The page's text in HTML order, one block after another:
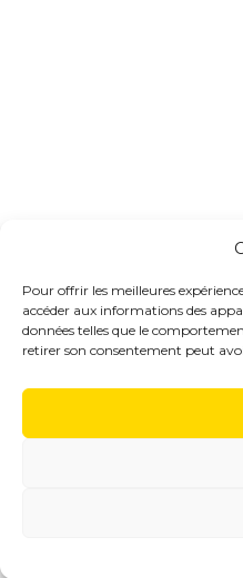
Pour offrir les meilleures
accéder aux informations des
données telles que le
retirer son consentement peut